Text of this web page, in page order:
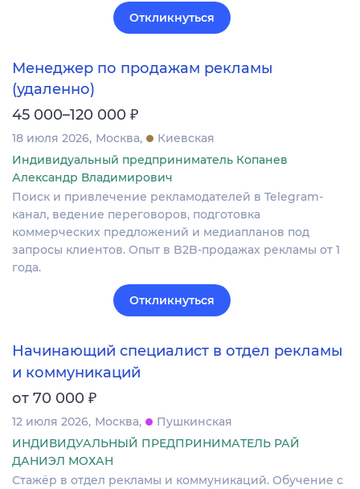
Откликнуться
Менеджер по продажам рекламы
(удаленно)
45 000–120 000 ₽
18 июля 2026 Москва
Киевская
Индивидуальный предприниматель Копанев
Александр Владимирович
Поиск и привлечение рекламодателей в Telegram-
канал, ведение переговоров, подготовка
коммерческих предложений и медиапланов под
запросы клиентов. Опыт в B2B‐продажах рекламы от 1
года.
Откликнуться
Начинающий специалист в отдел рекламы
и коммуникаций
от 70 000 ₽
12 июля 2026 Москва
Пушкинская
ИНДИВИДУАЛЬНЫЙ ПРЕДПРИНИМАТЕЛЬ РАЙ
ДАНИЭЛ МОХАН
Стажёр в отдел рекламы и коммуникаций. Обучение с